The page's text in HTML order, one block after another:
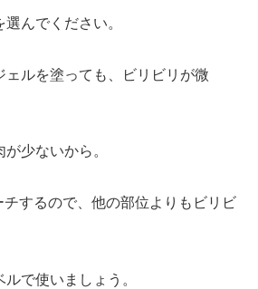
んでください。
ェルを塗っても、ビリビリが微
少ないから。
するので、他の部位よりもビリビ
で使いましょう。